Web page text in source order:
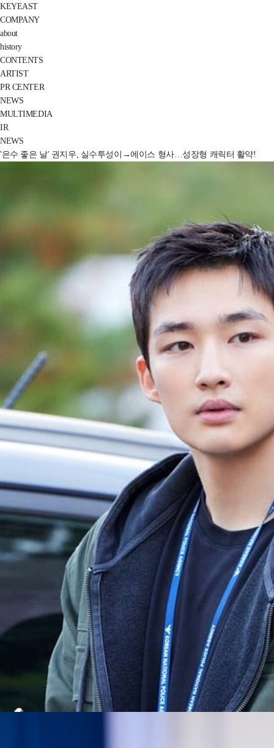
KEYEAST
COMPANY
about
history
CONTENTS
ARTIST
PR CENTER
NEWS
MULTIMEDIA
IR
NEWS
'은수 좋은 날' 권지우, 실수투성이→에이스 형사…성장형 캐릭터 활약!